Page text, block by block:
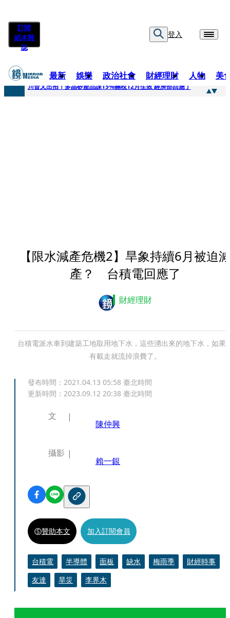
訂閱
紙本雜
誌
登入
最新 娛樂 政治社會 財經理財 人物 美
快訊
川普又出招！多晶矽產品課15%關稅12月生效 經濟部回應了
【限水減產危機2】旱象持續6月被迫
產？ 台積電回應了
財經理財
台積電派水車到建築工地取用地下水，這些湧出來的地下水，如果
有載走就流掉浪費了。
發布時間： 2021.04.13 05:58 臺北時間
更新時間： 2023.09.12 20:38 臺北時間
文
陳仲興
攝影
賴一銀
贊助本文 加入訂閱會員
台積電 半導體 面板 缺水 梅雨季
財經時事
友達
旱災 李界木